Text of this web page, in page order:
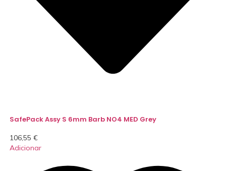
SafePack Assy S 6mm Barb NO4 MED Grey
106,55 €
Adicionar